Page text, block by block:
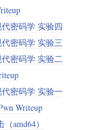
密码学 实验四
密码学 实验三
密码学 实验二
密码学 实验一
Writeup
amd64）